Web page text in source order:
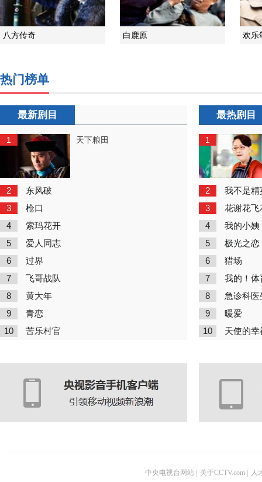
八方传奇 白鹿原 欢乐
热门榜单
最新剧目
1 天下粮田
2 东风破
3 枪口
4 索玛花开
5 爱人同志
6 过界
7 飞哥战队
8 黄大年
9 青恋
10 苦乐村官
最热剧目
1
2 我不是精
3 花谢花飞
4 我的小姨
5 极光之恋
6 猎场
7 我的！体
8 急诊科医
9 暖爱
10 天使的幸
中央电视台网站 关于CCTV.com 人